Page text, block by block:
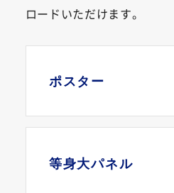
ロードいただけます。
ポスター
等身大パネル